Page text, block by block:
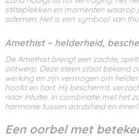
stilteplekken en momenten waarop
ademen. Het is een symbool van
Amethist – helderheid,
De Amethist brengt een zachte,
ontwerp. Deze steen staat bekend
werking en zijn vermogen om
hoofd en hart. Hij beschermt,
naar intuïtie. In combinatie met het
harmonie tussen aardsheid en
Een oorbel met